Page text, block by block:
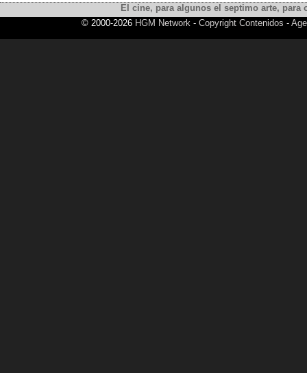
El cine, para algunos el septimo arte,
© 2000-2026 HGM Network- Copyright Contenidos -